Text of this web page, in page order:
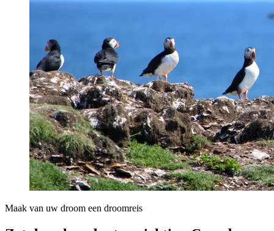
Maak van uw droom een droomreis